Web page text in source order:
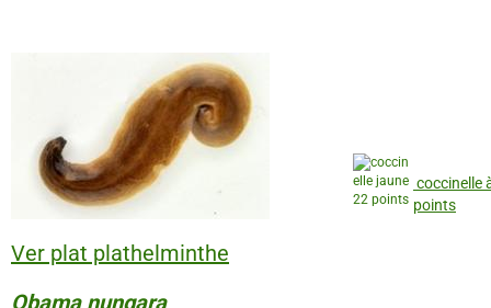
Ver plat plathelminthe
Obama nungara
coccinelle
points